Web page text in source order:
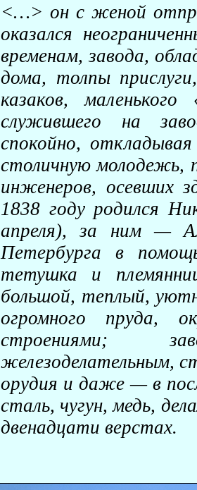
<…> он с женой
оказался
временам, завода,
дома, толпы
казаков,
служившего на
спокойно,
столичную молодежь,
инженеров, осевших
1838 году родился
апреля), за ним —
Петербурга в
тетушка и
большой, теплый,
огромного пруда,
строениями;
железоделательным,
орудия и даже — в
сталь, чугун, медь,
двенадцати верстах.